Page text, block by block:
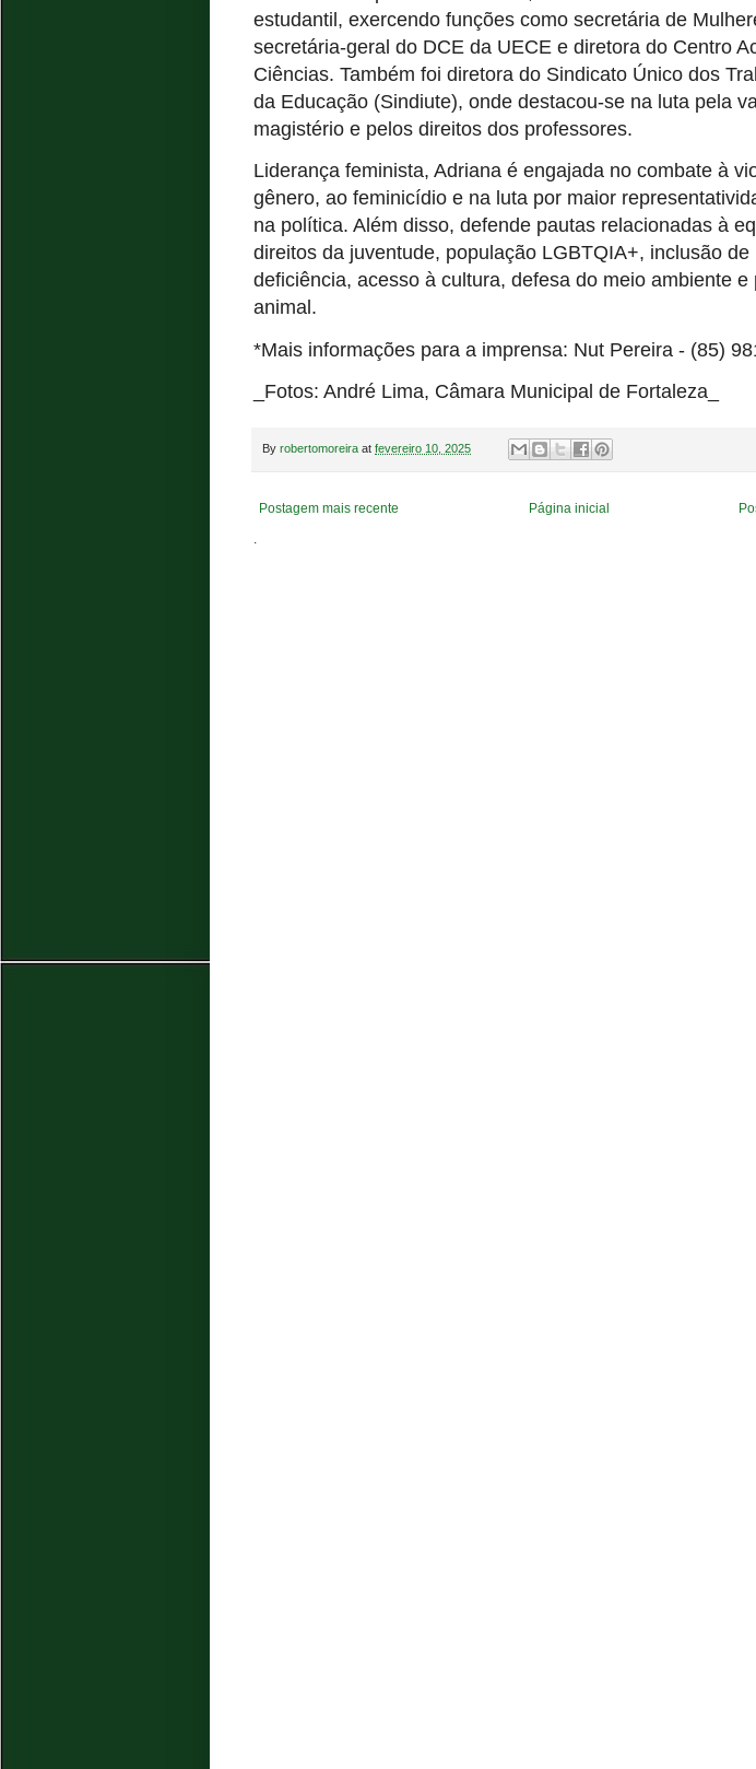
estudantil, exercendo funções como secretária de
secretária-geral do DCE da UECE e diretora do Centro
Ciências. Também foi diretora do Sindicato Único dos
da Educação (Sindiute), onde destacou-se na luta pela
magistério e pelos direitos dos professores.
Liderança feminista, Adriana é engajada no combate à
gênero, ao feminicídio e na luta por maior
na política. Além disso, defende pautas relacionadas à
direitos da juventude, população LGBTQIA+, inclusão de
deficiência, acesso à cultura, defesa do meio ambiente e
animal.
*Mais informações para a imprensa: Nut Pereira - (85)
_Fotos: André Lima, Câmara Municipal de Fortaleza_
By robertomoreira at fevereiro 10, 2025
Postagem mais recente
Página inicial
.